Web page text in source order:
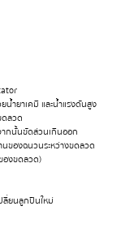
ำยาเคมี และน้ำแรงดันสูง
ดลวด
ากนั้นขัดส่วนเกินออก
ของฉนวนระหว่างขดลวด
องขดลวด)
ลี่ยนลูกปืนใหม่